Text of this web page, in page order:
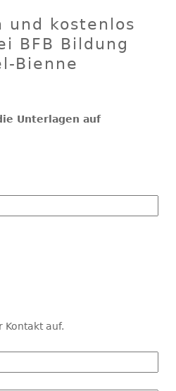
und kostenlos
BFB Bildung
Bienne
Unterlagen auf
Kontakt auf.